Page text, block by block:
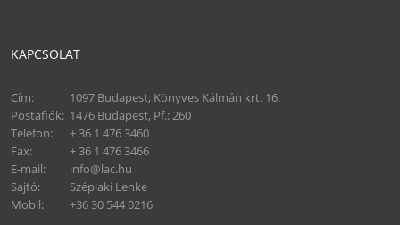
KAPCSOLAT
Cím:
1097 Budapest, Könyves Kálmán krt. 16.
Postafiók: 1476 Budapest, Pf.: 260
Telefon:
+ 36 1 476 3460
Fax:
+ 36 1 476 3466
E-mail:
info@lac.hu
Sajtó:
Széplaki Lenke
Mobil:
+36 30 544 0216